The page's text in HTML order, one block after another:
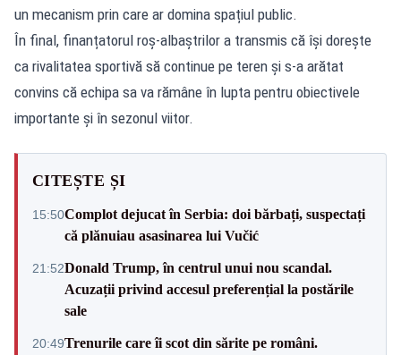
un mecanism prin care ar domina spațiul public.
În final, finanțatorul roș-albaștrilor a transmis că își dorește
ca rivalitatea sportivă să continue pe teren și s-a arătat
convins că echipa sa va rămâne în lupta pentru obiectivele
importante și în sezonul viitor.
CITEȘTE ȘI
15:50Complot dejucat în Serbia: doi bărbați, suspectați
că plănuiau asasinarea lui Vučić
21:52Donald Trump, în centrul unui nou scandal.
Acuzații privind accesul preferențial la postările
sale
20:49Trenurile care îi scot din sărite pe români.